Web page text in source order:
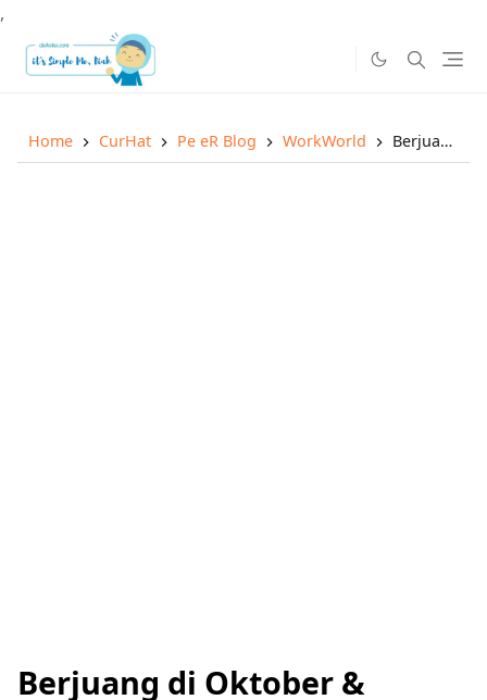
,
Home CurHat Pe eR Blog WorkWorld Berjuang di Oktober & Award
Berjuang di Oktober &